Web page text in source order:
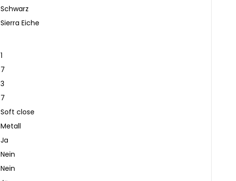
Schwarz
Sierra Eiche
1
7
3
7
Soft close
Metall
Ja
Nein
Nein